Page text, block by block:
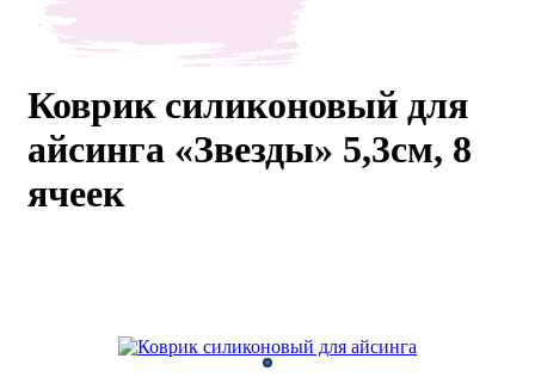
Мастер-
классы
Коврик силиконовый для
айсинга «Звезды» 5,3см, 8
ячеек